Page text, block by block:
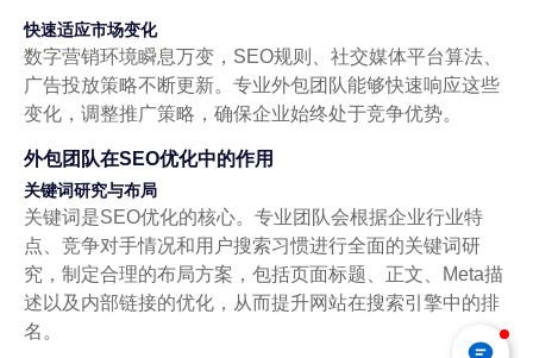
快速适应市场变化
数字营销环境瞬息万变，SEO规则、社交媒体平台算法、
广告投放策略不断更新。专业外包团队能够快速响应这些
变化，调整推广策略，确保企业始终处于竞争优势。
外包团队在SEO优化中的作用
关键词研究与布局
关键词是SEO优化的核心。专业团队会根据企业行业特
点、竞争对手情况和用户搜索习惯进行全面的关键词研
究，制定合理的布局方案，包括页面标题、正文、Meta描
述以及内部链接的优化，从而提升网站在搜索引擎中的排
名。